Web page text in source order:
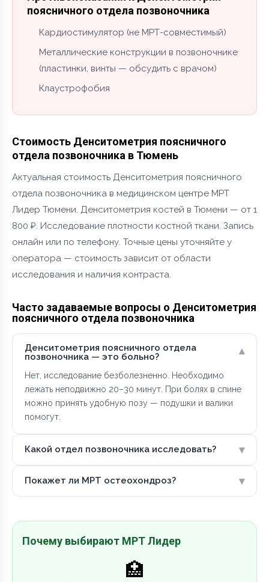
поясничного отдела позвоночника
Кардиостимулятор (не МРТ-совместимый)
Металлические конструкции в позвоночнике
(пластинки, винты — обсудить с врачом)
Клаустрофобия
Стоимость Денситометрия поясничного
отдела позвоночника в Тюмень
Актуальная стоимость Денситометрия поясничного
отдела позвоночника в медицинском центре МРТ
Лидер Тюмени. Денситометрия костей в Тюмени — от 1
800 ₽. Исследование плотности костной ткани. Запись
онлайн или по телефону. Точные цены уточняйте у
оператора — стоимость зависит от области
исследования и наличия контраста.
Часто задаваемые вопросы о Денситометрия
поясничного отдела позвоночника
Денситометрия поясничного отдела
позвоночника — это больно?
▾
Нет, исследование безболезненно. Необходимо
лежать неподвижно 20–30 минут. При болях в спине
можно принять удобную позу — подушки и валики
помогут.
Какой отдел позвоночника исследовать? ▾
Покажет ли МРТ остеохондроз? ▾
Почему выбирают МРТ Лидер
🏥